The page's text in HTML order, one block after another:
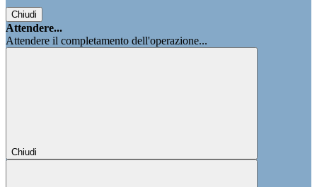
Chiudi
Attendere...
Attendere il completamento dell'operazione...
Chiudi